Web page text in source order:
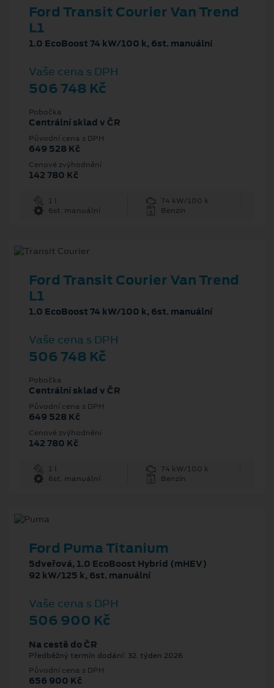
Ford Transit Courier Van Trend
L1
1.0 EcoBoost 74 kW/100 k, 6st. manuální
Vaše cena s DPH
506 748 Kč
Pobočka
Centrální sklad v ČR
Původní cena s DPH
649 528 Kč
Cenové zvýhodnění
142 780 Kč
1 l
74 kW/100 k
6st. manuální
Benzín
Ford Transit Courier Van Trend
L1
1.0 EcoBoost 74 kW/100 k, 6st. manuální
Vaše cena s DPH
506 748 Kč
Pobočka
Centrální sklad v ČR
Původní cena s DPH
649 528 Kč
Cenové zvýhodnění
142 780 Kč
1 l
74 kW/100 k
6st. manuální
Benzín
Ford Puma Titanium
5dveřová, 1.0 EcoBoost Hybrid (mHEV)
92 kW/125 k, 6st. manuální
Vaše cena s DPH
506 900 Kč
Na cestě do ČR
Předběžný termín dodání: 32. týden 2026
Původní cena s DPH
656 900 Kč